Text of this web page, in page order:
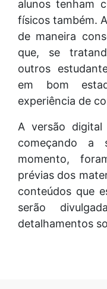
alunos tenham
físicos também.
de maneira
que, se
outros
em bom
experiência de
A versão
começando a
momento,
prévias dos
conteúdos que
serão
detalhamentos